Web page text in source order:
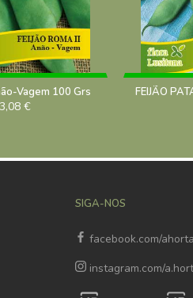
Vagem 100 Grs
3,08 €
FEIJÃO
SIGA-NOS
facebook.com/
instagram.com/